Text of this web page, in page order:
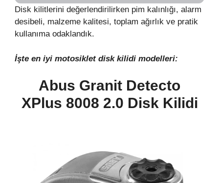
Disk kilitlerini değerlendirilirken pim kalınlığı, alarm
desibeli, malzeme kalitesi, toplam ağırlık ve pratik
kullanıma odaklandık.
İşte en iyi motosiklet disk kilidi modelleri:
Abus Granit Detecto
XPlus 8008 2.0 Disk Kilidi